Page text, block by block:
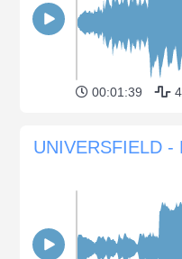
00:01:39
UNIVERSFIELD -